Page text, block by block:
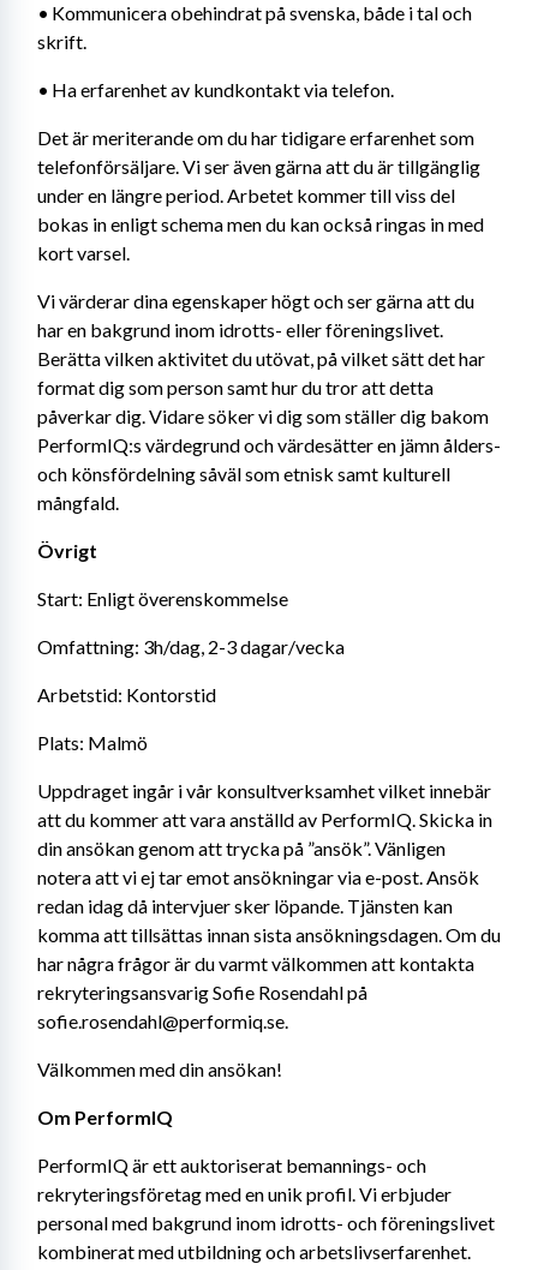
•	Kommunicera obehindrat på svenska, både i tal och
skrift.
•	Ha erfarenhet av kundkontakt via telefon.
Det är meriterande om du har tidigare erfarenhet som
telefonförsäljare. Vi ser även gärna att du är tillgänglig
under en längre period. Arbetet kommer till viss del
bokas in enligt schema men du kan också ringas in med
kort varsel.
Vi värderar dina egenskaper högt och ser gärna att du
har en bakgrund inom idrotts- eller föreningslivet.
Berätta vilken aktivitet du utövat, på vilket sätt det har
format dig som person samt hur du tror att detta
påverkar dig. Vidare söker vi dig som ställer dig bakom
PerformIQ:s värdegrund och värdesätter en jämn ålders-
och könsfördelning såväl som etnisk samt kulturell
mångfald.
Övrigt
Start: Enligt överenskommelse
Omfattning: 3h/dag, 2-3 dagar/vecka
Arbetstid: Kontorstid
Plats: Malmö
Uppdraget ingår i vår konsultverksamhet vilket innebär
att du kommer att vara anställd av PerformIQ. Skicka in
din ansökan genom att trycka på ”ansök”. Vänligen
notera att vi ej tar emot ansökningar via e-post. Ansök
redan idag då intervjuer sker löpande. Tjänsten kan
komma att tillsättas innan sista ansökningsdagen. Om du
har några frågor är du varmt välkommen att kontakta
rekryteringsansvarig Sofie Rosendahl på
sofie.rosendahl@performiq.se.
Välkommen med din ansökan!
Om PerformIQ
PerformIQ är ett auktoriserat bemannings- och
rekryteringsföretag med en unik profil. Vi erbjuder
personal med bakgrund inom idrotts- och föreningslivet
kombinerat med utbildning och arbetslivserfarenhet.